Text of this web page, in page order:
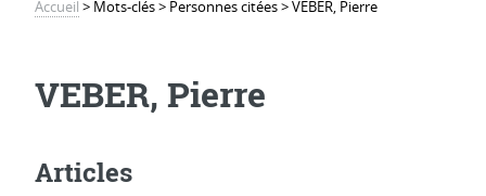
Accueil > Mots-clés> Personnes citées>VEBER, Pierre
VEBER, Pierre
Articles